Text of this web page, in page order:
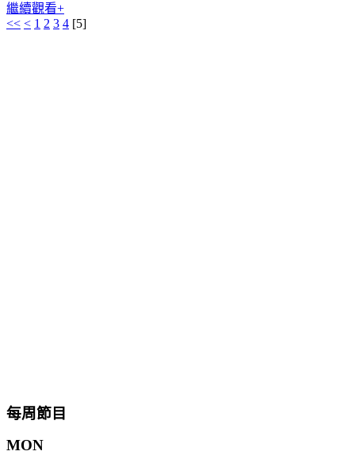
繼續觀看+
<< < 1 2 3 4 [5]
每周節目
MON